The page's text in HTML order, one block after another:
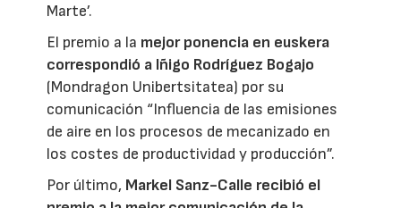
Marte’.
El premio a la mejor ponencia en euskera
correspondió a Iñigo Rodríguez Bogajo
(Mondragon Unibertsitatea) por su
comunicación “Influencia de las emisiones
de aire en los procesos de mecanizado en
los costes de productividad y producción”.
Por último, Markel Sanz-Calle recibió el